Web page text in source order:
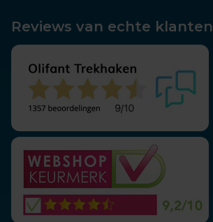
Reviews van echte klanten